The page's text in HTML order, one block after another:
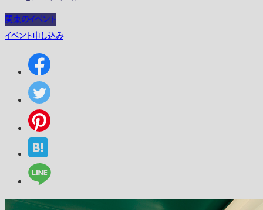
関東のイベント
イベント申し込み